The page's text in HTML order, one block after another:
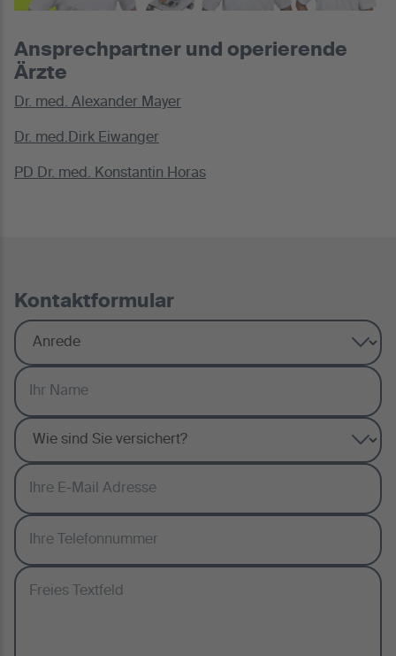
Ansprechpartner und operierende
Ärzte
Dr. med. Alexander Mayer
Dr. med.Dirk Eiwanger
PD Dr. med. Konstantin Horas
Kontaktformular